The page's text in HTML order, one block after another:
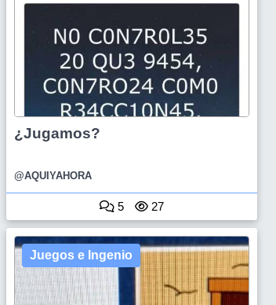
¿Jugamos?
@AQUIYAHORA
5 27
Juegos e Ingenio